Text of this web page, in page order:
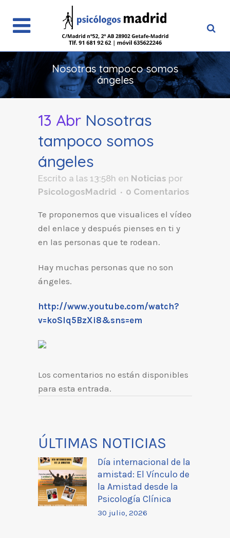
Nosotras tampoco somos
ángeles
13 Abr Nosotras
tampoco somos
ángeles
Escrito a las 13:58h en Noticias por
PsicologosMadrid
0 Comentarios
Te proponemos que visualices el vídeo
del enlace y después pienses en ti y
en las personas que te rodean.
Hay muchas personas que no son
ángeles.
http://www.youtube.com/watch?
v=koSIq5BzXi8&sns=em
Los comentarios no están disponibles
para esta entrada.
ÚLTIMAS NOTICIAS
Día internacional de la
amistad: El Vínculo de
la Amistad desde la
Psicología Clínica
30 julio, 2026